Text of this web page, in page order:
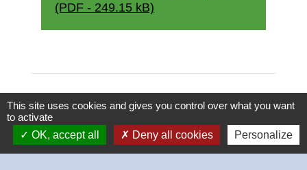
(PDF - 249.15 kB)
This site uses cookies and gives you control over what you want
to activate
OK, accept all
Deny all cookies Personalize